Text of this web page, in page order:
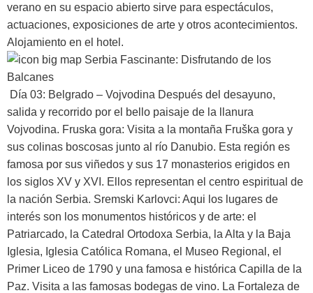
verano en su espacio abierto sirve para espectáculos,
actuaciones, exposiciones de arte y otros acontecimientos.
Alojamiento en el hotel.
Día 03: Belgrado – Vojvodina Después del desayuno,
salida y recorrido por el bello paisaje de la llanura
Vojvodina. Fruska gora: Visita a la montaña Fruška gora y
sus colinas boscosas junto al río Danubio. Esta región es
famosa por sus viñedos y sus 17 monasterios erigidos en
los siglos XV y XVI. Ellos representan el centro espiritual de
la nación Serbia. Sremski Karlovci: Aqui los lugares de
interés son los monumentos históricos y de arte: el
Patriarcado, la Catedral Ortodoxa Serbia, la Alta y la Baja
Iglesia, Iglesia Católica Romana, el Museo Regional, el
Primer Liceo de 1790 y una famosa e histórica Capilla de la
Paz. Visita a las famosas bodegas de vino. La Fortaleza de